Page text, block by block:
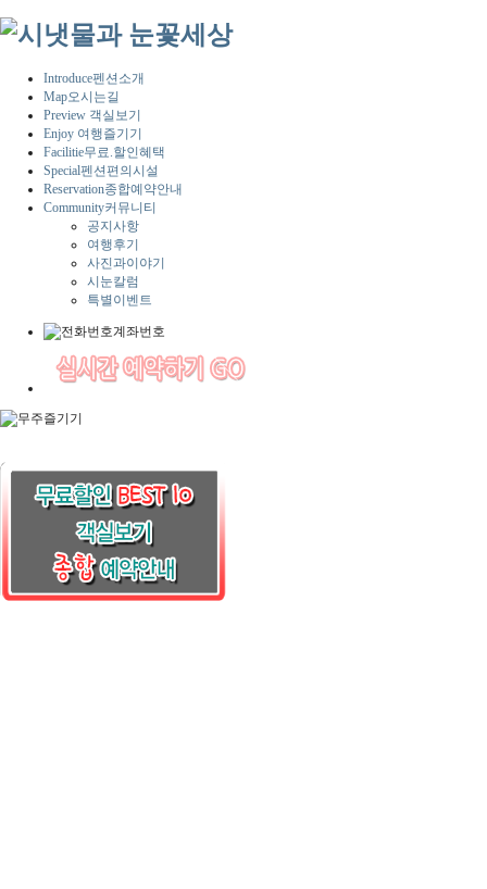
Introduce펜션소개
Map오시는길
Preview 객실보기
Enjoy 여행즐기기
Facilitie무료.할인혜택
Special펜션편의시설
Reservation종합예약안내
Community커뮤니티
공지사항
여행후기
사진과이야기
시눈칼럼
특별이벤트